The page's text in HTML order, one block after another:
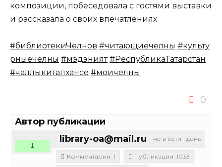
композиции, побеседовала с гостями выставки
и рассказала о своих впечатлениях
#библиотекиЧелнов #читающиечелны #культу
рныечелны #мэдэният #РеспубликаТатарстан
#чаллыкитапханәсе #моичелны
0
Автор публикации
не в сети 1 день
library-oa@mail.ru
1
Комментарии: 1
Публикации: 1033